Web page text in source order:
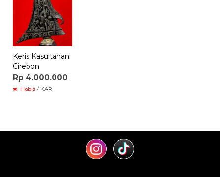
Keris Kasultanan
Cirebon
Rp 4.000.000
Habis / KAR